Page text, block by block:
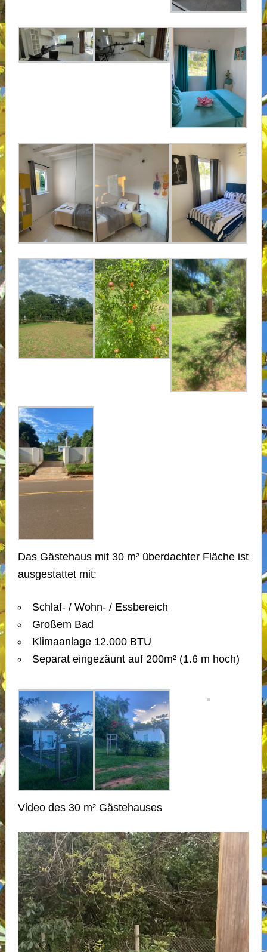
Das Gästehaus mit 30 m² überdachter Fläche ist
ausgestattet mit:
Schlaf- / Wohn- / Essbereich
Großem Bad
Klimaanlage 12.000 BTU
Separat eingezäunt auf 200m² (1.6 m hoch)
Video des 30 m² Gästehauses
Video-
Player